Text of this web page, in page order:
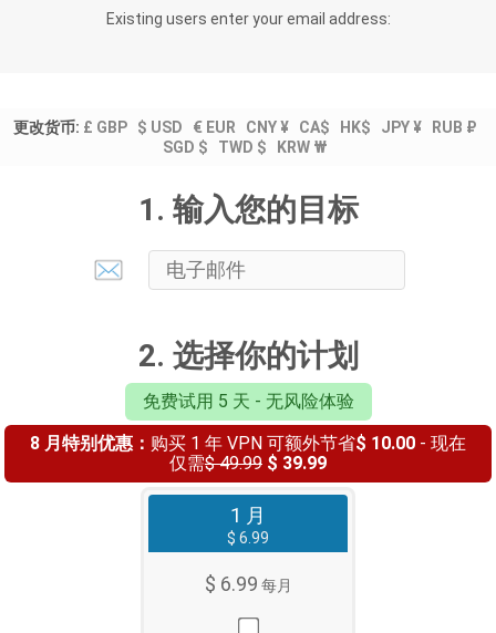
Existing users enter your email address:
更改货币: £ GBP $ USD € EUR CNY ¥ CA$ HK$ JPY ¥
RUB ₽
SGD $
TWD $ KRW ₩
1. 输入您的目标
2. 选择你的计划
免费试用 5 天 - 无风险体验
8 月特别优惠： 购买 1 年 VPN 可额外节省$ 10.00 - 现在
仅需$ 49.99 $ 39.99
1 月
$ 6.99
$ 6.99 每月